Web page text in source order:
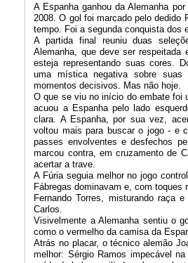
A Espanha ganhou da Alemanha
2008. O gol foi marcado pelo dedido
tempo. Foi a segunda conquista dos
A partida final reuniu duas
Alemanha, que deve ser respeitada
esteja representando suas cores.
uma mística negativa sobre
momentos decisivos. Mas não hoje.
O que se viu no início do embate foi
acuou a Espanha pelo lado
clara. A Espanha, por sua vez,
voltou mais para buscar o jogo - e
passes envolventes e desfechos
marcou contra, em cruzamento de
acertar a trave.
A Fúria seguia melhor no jogo
Fábregas dominavam e, com
Fernando Torres, misturando raça
Carlos.
Visivelmente a Alemanha sentiu o
como o vermelho da camisa da
Atrás no placar, o técnico alemão
melhor: Sérgio Ramos impecável